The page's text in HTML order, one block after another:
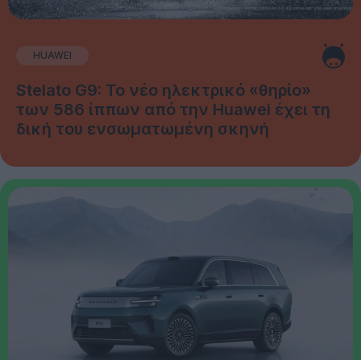
HUAWEI
Stelato G9: Το νέο ηλεκτρικό «θηρίο»
των 586 ίππων από την Huawei έχει τη
δική του ενσωματωμένη σκηνή